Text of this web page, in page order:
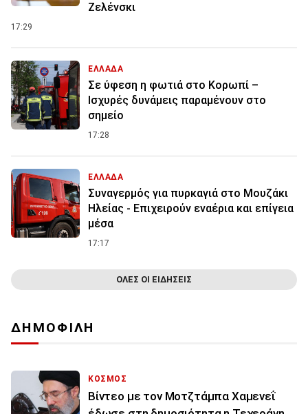
Ζελένσκι
17:29
ΕΛΛΑΔΑ
Σε ύφεση η φωτιά στο Κορωπί –
Ισχυρές δυνάμεις παραμένουν στο
σημείο
17:28
ΕΛΛΑΔΑ
Συναγερμός για πυρκαγιά στο Μουζάκι
Ηλείας - Επιχειρούν εναέρια και επίγεια
μέσα
17:17
ΟΛΕΣ ΟΙ ΕΙΔΗΣΕΙΣ
ΔΗΜΟΦΙΛΗ
ΚΟΣΜΟΣ
Βίντεο με τον Μοτζτάμπα Χαμενεΐ